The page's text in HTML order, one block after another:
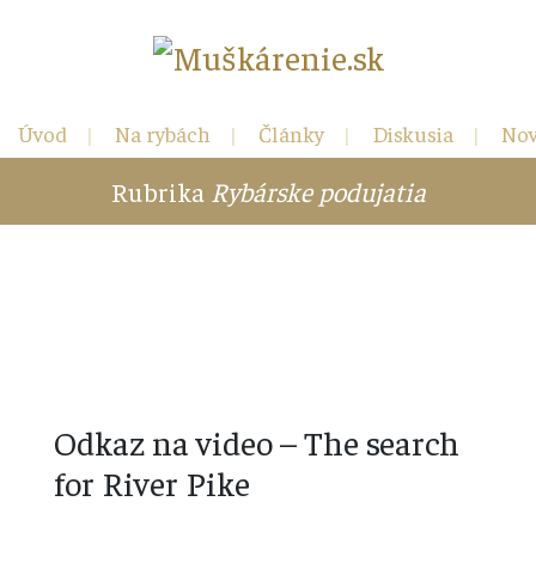
Úvod Na rybách Články Diskusia
Rubrika Rybárske podujatia
Odkaz na video – The search
for River Pike